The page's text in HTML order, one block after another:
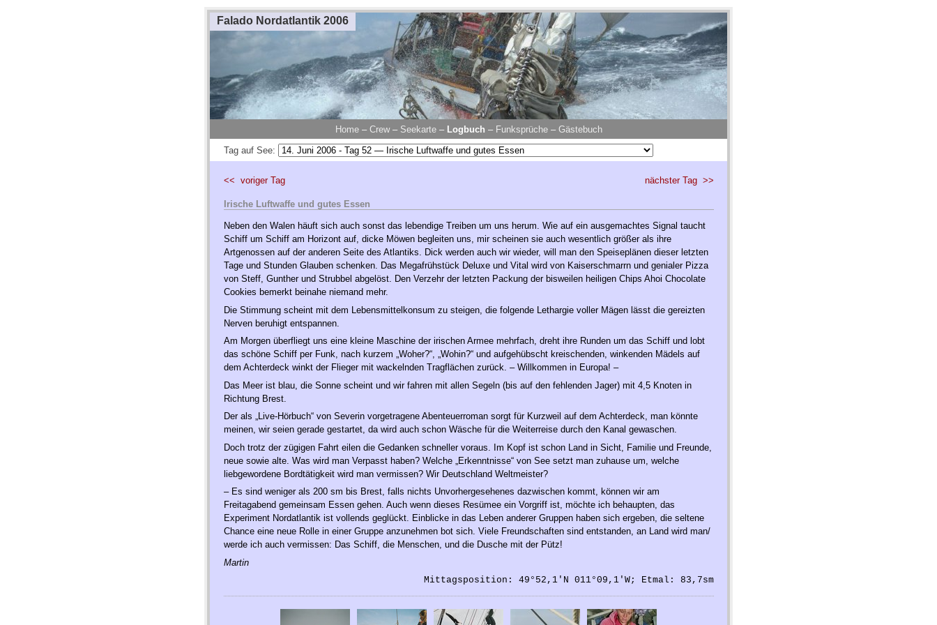
Impressum
Falado Nordatlantik 2006
Home– Crew– Seekarte– Logbuch – Funksprüche– Gästebuch
Tag auf See:
<< voriger Tag nächster Tag >>
Irische Luftwaffe und gutes Essen
Neben den Walen häuft sich auch sonst das lebendige Treiben um uns herum. Wie auf ein ausgemachtes Signal taucht
Schiff um Schiff am Horizont auf, dicke Möwen begleiten uns, mir scheinen sie auch wesentlich größer als ihre
Artgenossen auf der anderen Seite des Atlantiks. Dick werden auch wir wieder, will man den Speiseplänen dieser letzten
Tage und Stunden Glauben schenken. Das Megafrühstück Deluxe und Vital wird von Kaiserschmarrn und genialer Pizza
von Steff, Gunther und Strubbel abgelöst. Den Verzehr der letzten Packung der bisweilen heiligen Chips Ahoi Chocolate
Cookies bemerkt beinahe niemand mehr.
Die Stimmung scheint mit dem Lebensmittelkonsum zu steigen, die folgende Lethargie voller Mägen lässt die gereizten
Nerven beruhigt entspannen.
Am Morgen überfliegt uns eine kleine Maschine der irischen Armee mehrfach, dreht ihre Runden um das Schiff und lobt
das schöne Schiff per Funk, nach kurzem „Woher?“, „Wohin?“ und aufgehübscht kreischenden, winkenden Mädels auf
dem Achterdeck winkt der Flieger mit wackelnden Tragflächen zurück. – Willkommen in Europa! –
Das Meer ist blau, die Sonne scheint und wir fahren mit allen Segeln (bis auf den fehlenden Jager) mit 4,5 Knoten in
Richtung Brest.
Der als „Live-Hörbuch“ von Severin vorgetragene Abenteuerroman sorgt für Kurzweil auf dem Achterdeck, man könnte
meinen, wir seien gerade gestartet, da wird auch schon Wäsche für die Weiterreise durch den Kanal gewaschen.
Doch trotz der zügigen Fahrt eilen die Gedanken schneller voraus. Im Kopf ist schon Land in Sicht, Familie und Freunde,
neue sowie alte. Was wird man Verpasst haben? Welche „Erkenntnisse“ von See setzt man zuhause um, welche
liebgewordene Bordtätigkeit wird man vermissen? Wir Deutschland Weltmeister?
– Es sind weniger als 200 sm bis Brest, falls nichts Unvorhergesehenes dazwischen kommt, können wir am
Freitagabend gemeinsam Essen gehen. Auch wenn dieses Resümee ein Vorgriff ist, möchte ich behaupten, das
Experiment Nordatlantik ist vollends geglückt. Einblicke in das Leben anderer Gruppen haben sich ergeben, die seltene
Chance eine neue Rolle in einer Gruppe anzunehmen bot sich. Viele Freundschaften sind entstanden, an Land wird man/
werde ich auch vermissen: Das Schiff, die Menschen, und die Dusche mit der Pütz!
Martin
Mittagsposition: 49°52,1'N 011°09,1'W; Etmal: 83,7sm